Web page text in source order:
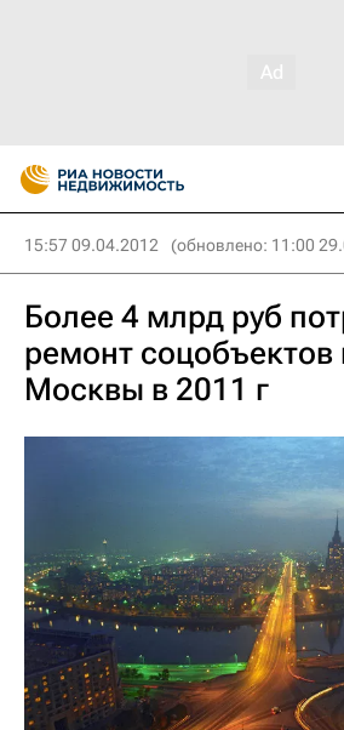
15:57 09.04.2012 (обновлено: 11:00
Более 4 млрд руб
ремонт
Москвы в 2011 г